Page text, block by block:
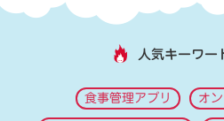
人気キーワー
食事管理アプリ オ